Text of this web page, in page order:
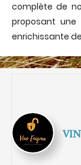
complète de
proposant
enrichissante